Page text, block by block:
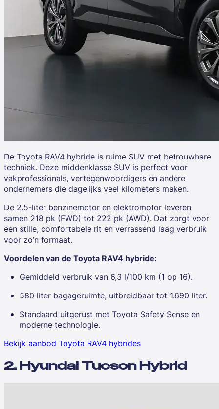
De Toyota RAV4 hybride is ruime SUV met betrouwbare
techniek. Deze middenklasse SUV is perfect voor
vakprofessionals, vertegenwoordigers en andere
ondernemers die dagelijks veel kilometers maken.
De 2.5-liter benzinemotor en elektromotor leveren
samen 218 pk (FWD) tot 222 pk (AWD). Dat zorgt voor
een stille, comfortabele rit en verrassend laag verbruik
voor zo’n formaat.
Voordelen van de Toyota RAV4 hybride:
Gemiddeld verbruik van 6,3 l/100 km (1 op 16).
580 liter bagageruimte, uitbreidbaar tot 1.690 liter.
Standaard uitgerust met Toyota Safety Sense en
moderne technologie.
Bekijk aanbod Toyota RAV4 hybrides
2. Hyundai Tucson Hybrid